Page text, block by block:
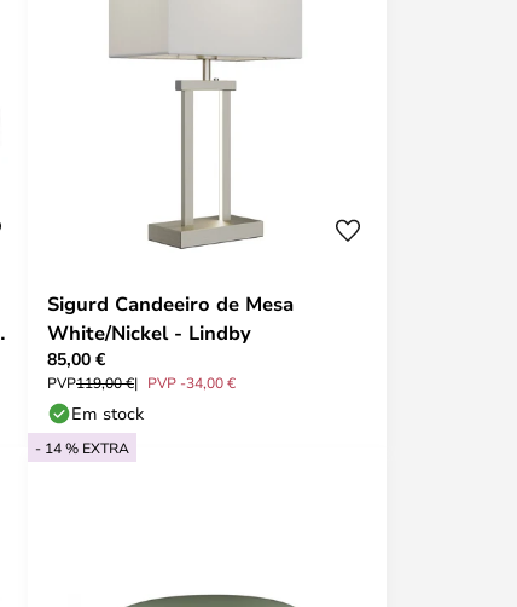
Sigurd Candeeiro de Mesa
White/Nickel - Lindby
85,00 €
PVP119,00 € PVP -34,00 €
Em stock
- 14 % EXTRA